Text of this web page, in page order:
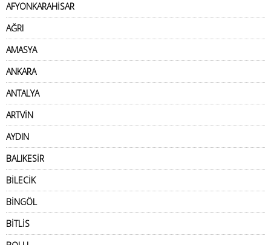
AFYONKARAHİSAR
AĞRI
AMASYA
ANKARA
ANTALYA
ARTVİN
AYDIN
BALIKESİR
BİLECİK
BİNGÖL
BİTLİS